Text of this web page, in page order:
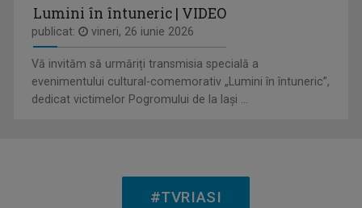
IA ȘI DESCOPERĂ
Tronson care aduce patru producții difuzate ...
Lumini în întuneric | VIDEO
publicat: vineri, 26 iunie 2026
Vă invităm să urmăriți transmisia specială a
evenimentului cultural-comemorativ „Lumini în întuneric”,
dedicat victimelor Pogromului de la Iași ...
#TVRIASI